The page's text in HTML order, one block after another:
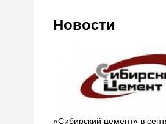
Новости
«Сибирский цемент» в